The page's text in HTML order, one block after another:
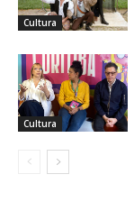
Cultura
Cultura